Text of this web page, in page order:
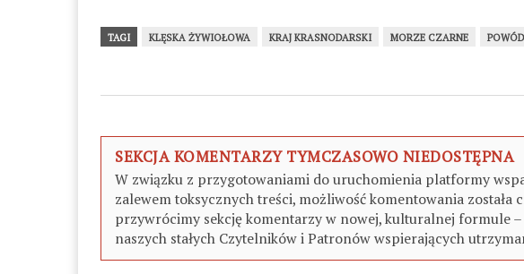
TAGI KLĘSKA ŻYWIOŁOWA KRAJ KRASNODARSKI MORZE CZARNE
SEKCJA KOMENTARZY TYMCZASOWO NIEDOSTĘPNA
W związku z przygotowaniami do uruchomienia platformy
zalewem toksycznych treści, możliwość komentowania została
przywrócimy sekcję komentarzy w nowej, kulturalnej formule
naszych stałych Czytelników i Patronów wspierających